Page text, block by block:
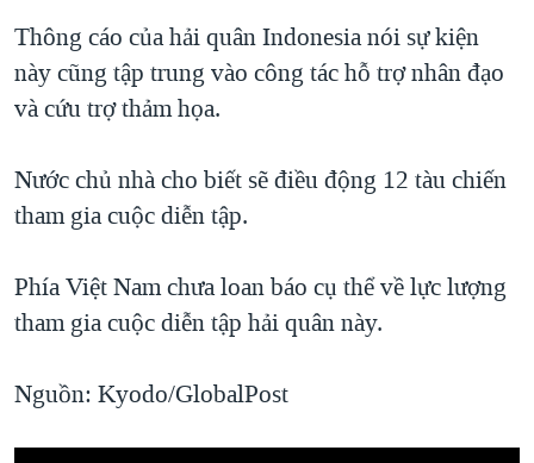
NGƯ DÂN VIỆT VÀ LÀN SÓNG TRỘM HẢI SÂM
BÊN KIA QUỐC LỘ: TIẾNG VỌNG TỪ NÔNG THÔN MỸ
Thông cáo của hải quân Indonesia nói sự kiện
này cũng tập trung vào công tác hỗ trợ nhân đạo
và cứu trợ thảm họa.
Nước chủ nhà cho biết sẽ điều động 12 tàu chiến
tham gia cuộc diễn tập.
Phía Việt Nam chưa loan báo cụ thể về lực lượng
tham gia cuộc diễn tập hải quân này.
Nguồn: Kyodo/GlobalPost